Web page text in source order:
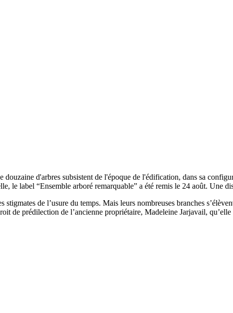
d'arbres subsistent de l'époque de l'édification, dans sa
le label “Ensemble arboré remarquable” a été remis le 24 août.
stigmates de l’usure du temps. Mais leurs nombreuses branches
de prédilection de l’ancienne propriétaire, Madeleine Jarjavail,